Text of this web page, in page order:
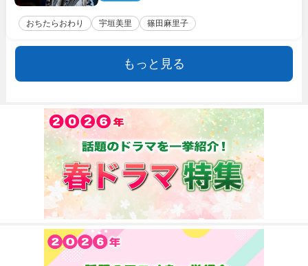
おちたらおわり 宇垣美里 篠田麻里子
もっと見る